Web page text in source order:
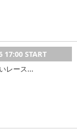
17:00 START
レース...